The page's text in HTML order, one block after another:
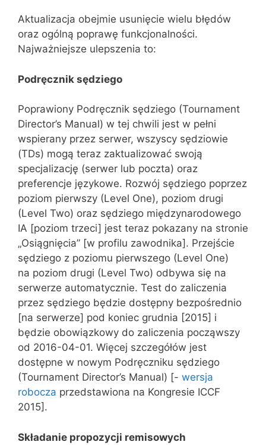
Aktualizacja obejmie usunięcie wielu błędów
oraz ogólną poprawę funkcjonalności.
Najważniejsze ulepszenia to:
Podręcznik sędziego
Poprawiony Podręcznik sędziego (Tournament
Director’s Manual) w tej chwili jest w pełni
wspierany przez serwer, wszyscy sędziowie
(TDs) mogą teraz zaktualizować swoją
specjalizację (serwer lub poczta) oraz
preferencje językowe. Rozwój sędziego poprzez
poziom pierwszy (Level One), poziom drugi
(Level Two) oraz sędziego międzynarodowego
IA [poziom trzeci] jest teraz pokazany na stronie
„Osiągnięcia” [w profilu zawodnika]. Przejście
sędziego z poziomu pierwszego (Level One)
na poziom drugi (Level Two) odbywa się na
serwerze automatycznie. Test do zaliczenia
przez sędziego będzie dostępny bezpośrednio
[na serwerze] pod koniec grudnia [2015] i
będzie obowiązkowy do zaliczenia począwszy
od 2016-04-01. Więcej szczegółów jest
dostępne w nowym Podręczniku sędziego
(Tournament Director’s Manual) [- wersja
robocza przedstawiona na Kongresie ICCF
2015].
Składanie propozycji remisowych